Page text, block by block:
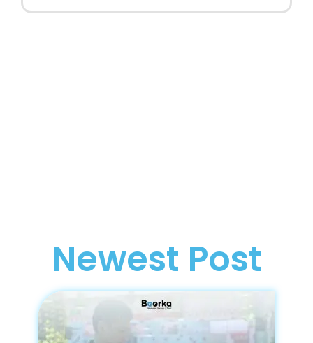
Newest Post